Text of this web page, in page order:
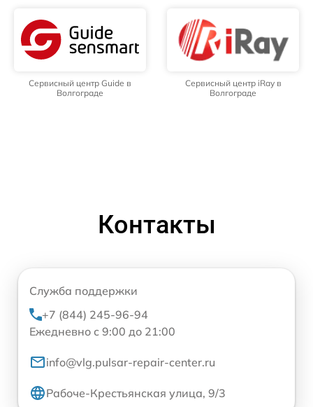
Сервисный центр Guide в
Волгограде
Сервисный центр iRay в
Волгограде
Контакты
Служба поддержки
+7 (844) 245-96-94
Ежедневно с 9:00 до 21:00
info@vlg.pulsar-repair-center.ru
Рабоче-Крестьянская улица, 9/3